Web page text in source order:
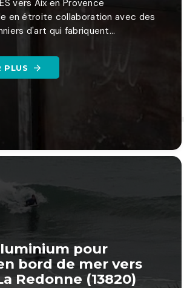
vers Aix en Provence
en étroite collaboration avec des
d'art qui fabriquent...
PLUS
pour
bord de mer vers
Redonne (13820)